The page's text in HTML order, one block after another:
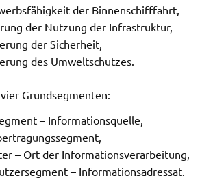
der Binnenschifffahrt,
der Nutzung der Infrastruktur,
der Sicherheit,
des Umweltschutzes.
Grundsegmenten:
– Informationsquelle,
– Ort der Informationsverarbeitung,
– Informationsadressat.